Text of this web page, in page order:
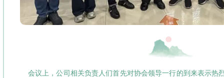
会议上，公司相关负责人们首先对协会领导一行的到来表示热